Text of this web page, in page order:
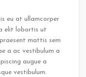
eu at ullamcorper
elit lobortis ut
mattis sem
a ac vestibulum a
augue a
vestibulum.